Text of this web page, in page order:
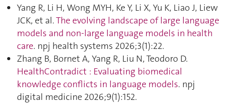
Yang R, Li H, Wong MYH, Ke Y, Li X, Yu K, Liao J, Liew
JCK, et al.The evolving landscape of large language
models and non-large language models in health
care. npj health systems 2026;3(1):22.
Zhang B, Bornet A, Yang R, Liu N, Teodoro D.
HealthContradict : Evaluating biomedical
knowledge conflicts in language models. npj
digital medicine 2026;9(1):152.